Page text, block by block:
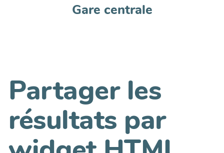
Gare centrale
Partager les
résultats par